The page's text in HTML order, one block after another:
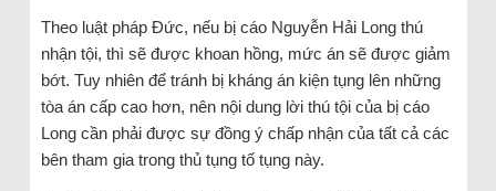
Theo luật pháp Đức, nếu bị cáo Nguyễn Hải Long thú
nhận tội, thì sẽ được khoan hồng, mức án sẽ được giảm
bớt. Tuy nhiên để tránh bị kháng án kiện tụng lên những
tòa án cấp cao hơn, nên nội dung lời thú tội của bị cáo
Long cần phải được sự đồng ý chấp nhận của tất cả các
bên tham gia trong thủ tụng tố tụng này.